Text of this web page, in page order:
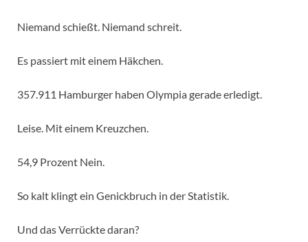
Niemand schießt. Niemand schreit.
Es passiert mit einem Häkchen.
357.911 Hamburger haben Olympia gerade erledigt.
Leise. Mit einem Kreuzchen.
54,9 Prozent Nein.
So kalt klingt ein Genickbruch in der Statistik.
Und das Verrückte daran?